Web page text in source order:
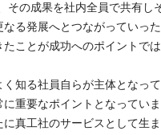
その成果を社内全員で共有し
なる発展へとつながっていっ
ことが成功へのポイントで
く知る社員自らが主体となっ
重要なポイントとなっていま
真工社のサービスとして生ま